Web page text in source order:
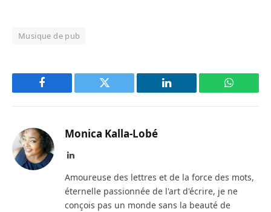
Musique de pub
Facebook Twitter LinkedIn
Monica Kalla-Lobé
LinkedIn
Amoureuse des lettres et de la force des mots,
éternelle passionnée de l'art d'écrire, je ne
conçois pas un monde sans la beauté de